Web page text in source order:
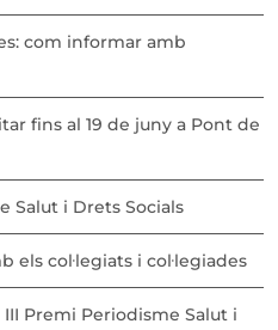
com informar amb
fins al 19 de juny a Pont de
Salut i Drets Socials
els col·legiats i col·legiades
Premi Periodisme Salut i